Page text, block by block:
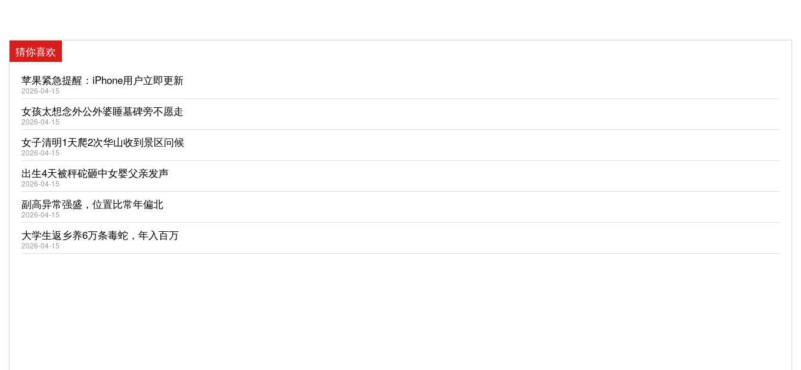
猜你喜欢
苹果紧急提醒：iPhone用户立即更新
2026-04-15
女孩太想念外公外婆睡墓碑旁不愿走
2026-04-15
女子清明1天爬2次华山收到景区问候
2026-04-15
出生4天被秤砣砸中女婴父亲发声
2026-04-15
副高异常强盛，位置比常年偏北
2026-04-15
大学生返乡养6万条毒蛇，年入百万
2026-04-15